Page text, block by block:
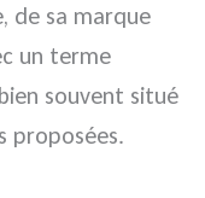
de sa marque
un terme
souvent situé
proposées.